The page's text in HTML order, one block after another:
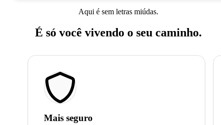
Aqui é sem letras miúdas.
É só você vivendo o seu caminho.
Mais seguro